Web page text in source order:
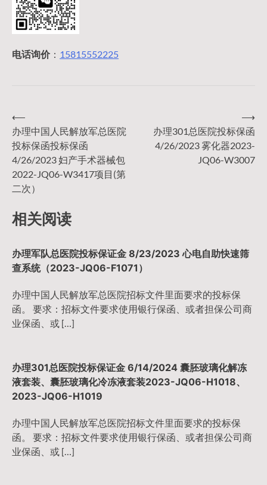
电话询价： 15815552225
文
章
导
航
⟵
办理中国人民解放军总医院
投标保函投标保函
4/26/2023 妇产手术器械包
2022-JQ06-W3417项目(第
二次）
办理301总医院投标保函
4/26/2023 雾化器2023-
JQ06-W3007
⟶
相关阅读
办理军队总医院投标保证金 8/23/2023 心电自助快速筛
查系统（2023-JQ06-F1071）
办理中国人民解放军总医院招标文件里面要求的投标保
函。 要求：招标文件要求使用银行保函、或者担保公司商
业保函、或 […]
办理301总医院投标保证金 6/14/2024 囊胚玻璃化解冻
液套装、囊胚玻璃化冷冻液套装2023-JQ06-H1018、
2023-JQ06-H1019
办理中国人民解放军总医院招标文件里面要求的投标保
函。 要求：招标文件要求使用银行保函、或者担保公司商
业保函、或 […]